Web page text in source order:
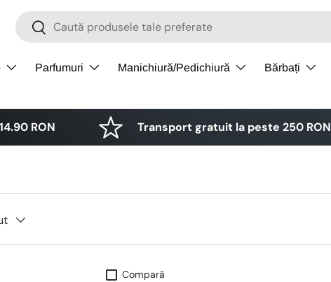
Cǎutare
Cǎutare
Parfumuri Manichiură/Pedichiură Bărbați
RON Transport gratuit la peste 250 RON
Compară